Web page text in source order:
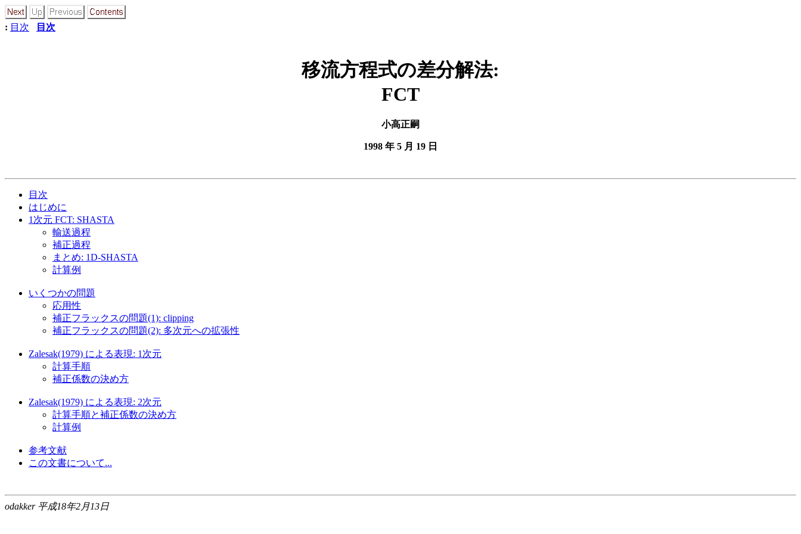
: 目次 目次
移流方程式の差分解法:
FCT
小高正嗣
1998 年 5 月 19 日
目次
はじめに
1次元 FCT: SHASTA
輸送過程
補正過程
まとめ: 1D-SHASTA
計算例
いくつかの問題
応用性
補正フラックスの問題(1): clipping
補正フラックスの問題(2): 多次元への拡張性
Zalesak(1979) による表現: 1次元
計算手順
補正係数の決め方
Zalesak(1979) による表現: 2次元
計算手順と補正係数の決め方
計算例
参考文献
この文書について...
odakker 平成18年2月13日